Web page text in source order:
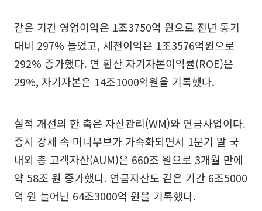
같은 기간 영업이익은 1조3750억 원으로 전년 동기
대비 297% 늘었고, 세전이익은 1조3576억원으로
292% 증가했다. 연 환산 자기자본이익률(ROE)은
29%, 자기자본은 14조1000억원을 기록했다.
실적 개선의 한 축은 자산관리(WM)와 연금사업이다.
증시 강세 속 머니무브가 가속화되면서 1분기 말 국
내외 총 고객자산(AUM)은 660조 원으로 3개월 만에
약 58조 원 증가했다. 연금자산도 같은 기간 6조5000
억 원 늘어난 64조3000억 원을 기록했다.